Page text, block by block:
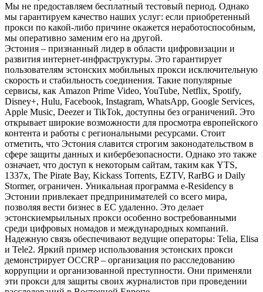
Мы не предоставляем бесплатный тестовый период. Однако
мы гарантируем качество наших услуг: если приобретенный
прокси по какой-либо причине окажется неработоспособным,
мы оперативно заменим его на другой.
Эстония – признанный лидер в области цифровизации и
развития интернет-инфраструктуры. Это гарантирует
пользователям эстонских мобильных прокси исключительную
скорость и стабильность соединения. Такие популярные
сервисы, как Amazon Prime Video, YouTube, Netflix, Spotify,
Disney+, Hulu, Facebook, Instagram, WhatsApp, Google Services,
Apple Music, Deezer и TikTok, доступны без ограничений. Это
открывает широкие возможности для просмотра европейского
контента и работы с региональными ресурсами. Стоит
отметить, что Эстония славится строгим законодательством в
сфере защиты данных и кибербезопасности. Однако это также
означает, что доступ к некоторым сайтам, таким как YTS,
1337x, The Pirate Bay, Kickass Torrents, EZTV, RarBG и Daily
Stormer, ограничен. Уникальная программа e-Residency в
Эстонии привлекает предпринимателей со всего мира,
позволяя вести бизнес в ЕС удаленно. Это делает
эстонскиемрьильных прокси особенно востребованными
среди цифровых номадов и международных компаний.
Надежную связь обеспечивают ведущие операторы: Telia, Elisa
и Tele2. Яркий пример использования эстонских прокси
демонстрирует OCCRP – организация по расследованию
коррупции и организованной преступности. Они применяли
эти прокси для защиты своих журналистов при проведении